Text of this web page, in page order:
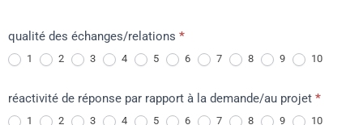
qualité des échanges/relations *
1 2 3 4 5 6 7 8 9 10
réactivité de réponse par rapport à la demande/au projet *
1 2 3 4 5 6 7 8 9 10